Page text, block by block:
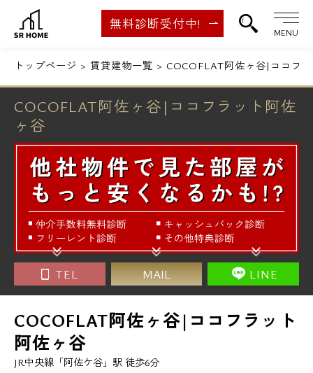
無料診断受付中!
MENU
トップページ 賃貸建物一覧 COCOFLAT阿佐ヶ谷|ココフ
COCOFLAT阿佐ヶ谷|ココフラット阿佐
ヶ谷
TEL MAIL LINE
COCOFLAT阿佐ヶ谷|ココフラット
阿佐ヶ谷
JR中央線「阿佐ケ谷」駅 徒歩6分